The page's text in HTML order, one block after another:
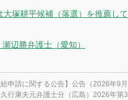
大塚耕平候補（落選）を推薦して
辺勝弁護士（愛知）
給申請に関する公告】公告（2026年9月
行康夫元弁護士分（広島）2026年第3